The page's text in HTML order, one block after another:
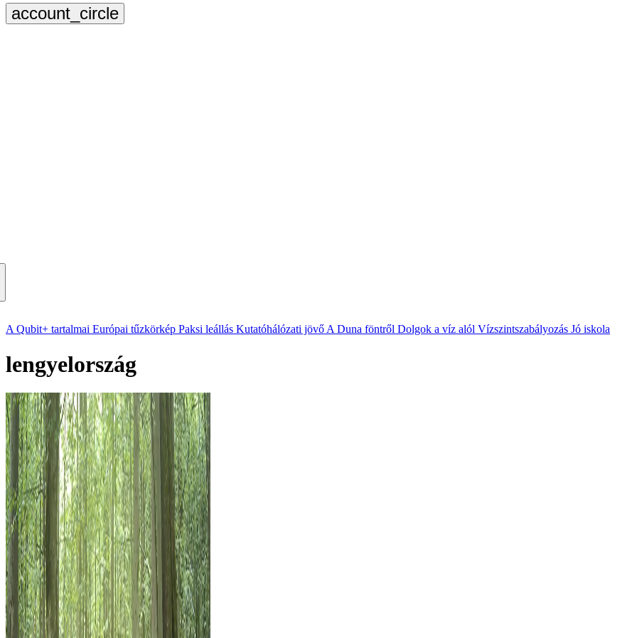
A Qubit+ tartalmai Európai tűzkörkép Paksi leállás Kutatóhálózati jövő A Duna föntről Dolgok a víz alól Vízszintszabályozás Jó iskola
lengyelország